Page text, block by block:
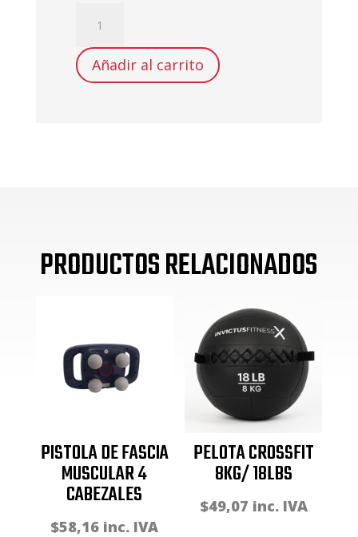
CICLISMO
LARGOS
TRACK
Añadir al carrito
PRODUCTOS RELACIONADOS
PISTOLA DE FASCIA
MUSCULAR 4
CABEZALES
$58,16 inc. IVA
PELOTA CROSSFIT
8KG/ 18LBS
$49,07 inc. IVA